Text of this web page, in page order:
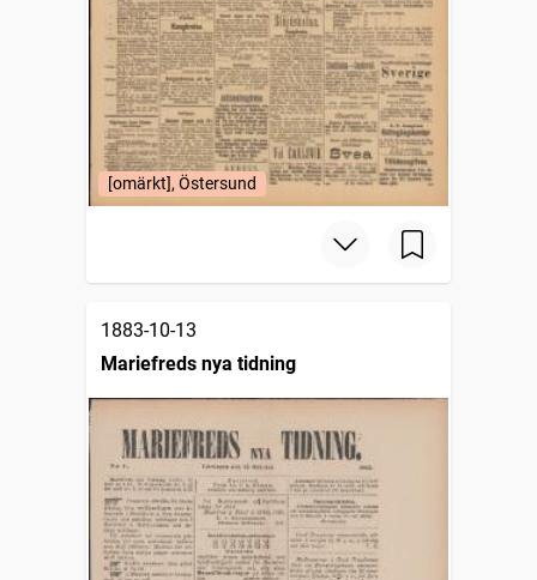
[omärkt], Östersund
1883-10-13
Mariefreds nya tidning